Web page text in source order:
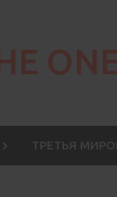
ONE
ТРЕТЬЯ